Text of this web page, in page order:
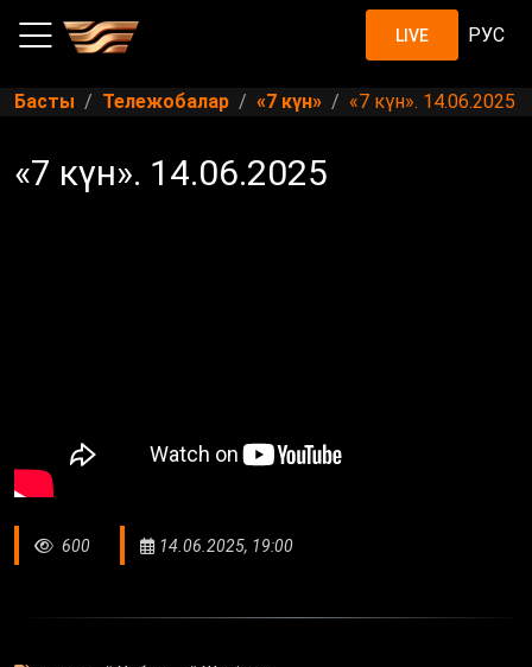
LIVE РУС
Басты Тележобалар «7 күн» «7 күн». 14.06.2025
«7 күн». 14.06.2025
600 14.06.2025, 19:00